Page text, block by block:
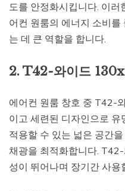
도를 안정화시킵니다. 이러
어컨 원룸의 에너지 소비
는 데 큰 역할을 합니다.
2. T42-와이드
에어컨 원룸 창호 중 T42-
이고 세련된 디자인으로
적용할 수 있는 넓은 공간
채광을 최적화합니다.
성이 뛰어나며 장기간 사용